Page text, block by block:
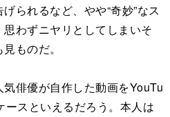
られるなど、やや“奇妙”なス
わずニヤリとしてしまいそ
ものだ。
俳優が自作した動画をYouTu
スといえるだろう。本人は